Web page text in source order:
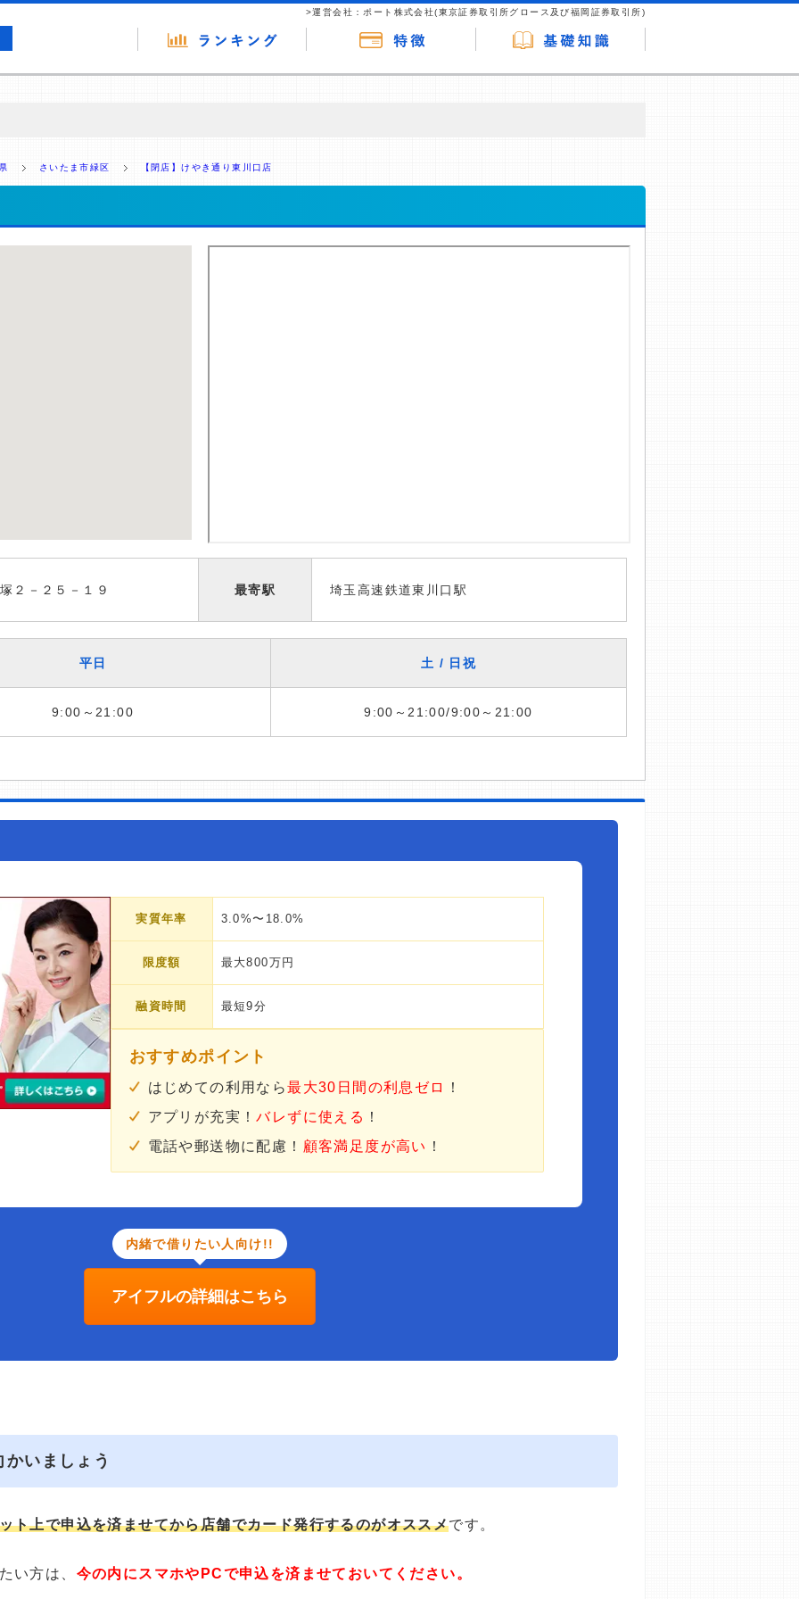
>運営会社：ポート株式会社(東京証券取引所グロース及び福岡証券取引所)
供を行っています。
さいたま市緑区 【閉店】けやき通り東川口店
２－２５－１９ 最寄駅 埼玉高速鉄道東川口駅
平日 土 / 日祝
9:00～21:00 9:00～21:00/9:00～21:00
実質年率 3.0%〜18.0%
限度額 最大800万円
融資時間 最短9分
おすすめポイント
はじめての利用なら最大30日間の利息ゼロ
！
アプリが充実！バレずに使える ！
電話や郵送物に配慮！ 顧客満足度が高い ！
内緒で借りたい人向け!!
アイフルの詳細はこちら
いましょう
ト上で申込を済ませてから店舗でカード発行するのがオススメです。
い方は、 今の内にスマホやPCで申込を済ませておいてください。